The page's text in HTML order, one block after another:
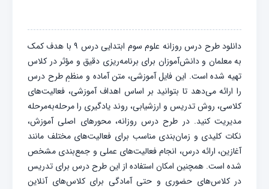
دانلود طرح درس روزانه علوم سوم ابتدایی درس ۹ با هدف کمک
به معلمان و دانش‌آموزان برای برنامه‌ریزی دقیق و مؤثر در کلاس
تهیه شده است. این فایل آموزشی، متن آماده و منظمِ طرح درس
را ارائه می‌دهد تا بتوانید بر اساس اهداف آموزشی، فعالیت‌های
کلاسی، روش تدریس و ارزشیابی، روند یادگیری را مرحله‌به‌مرحله
مدیریت کنید. در طرح درس روزانه، محورهای اصلی آموزش،
نکات کلیدی و زمان‌بندی مناسب برای فعالیت‌های مختلف مانند
آغازین، ارائه درس، انجام فعالیت‌های عملی و جمع‌بندی مشخص
شده است. همچنین امکان استفاده از این طرح درس برای تدریس
در کلاس‌های حضوری و حتی آمادگی برای کلاس‌های آنلاین